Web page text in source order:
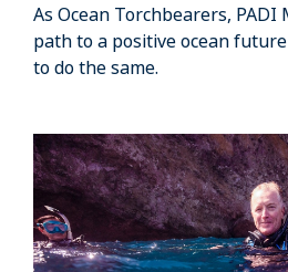
As Ocean Torchbearers,
path to a positive ocean
to do the same.